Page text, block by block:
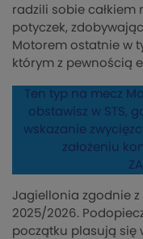
radzili sobie całkiem
potyczek,
Motorem ostatnie w
którym z pewnością
Ten typ na mecz
obstawisz w STS,
wskazanie
założeniu
Jagiellonia zgodnie z
2025/2026.
początku plasują się